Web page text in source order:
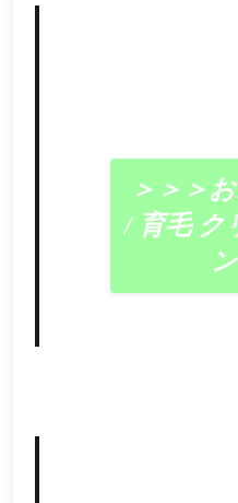
＞＞＞
/ 育毛 ク